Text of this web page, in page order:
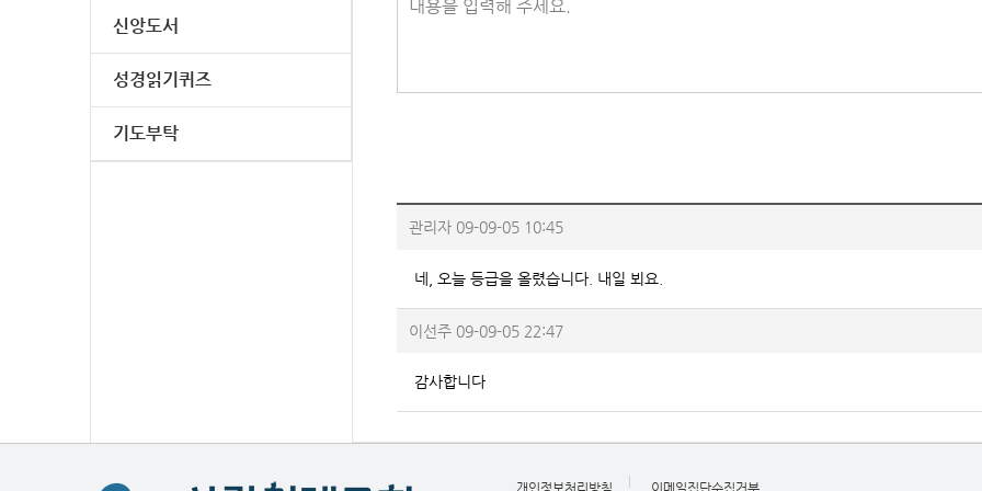
신앙도서
성경읽기퀴즈
기도부탁
내용을 입력해 주세요.
관리자 09-09-05 10:45
네, 오늘 등급을 올렸습니다. 내일 뵈요.
이선주 09-09-05 22:47
감사합니다
개인정보처리방침 이메일집단수집거부